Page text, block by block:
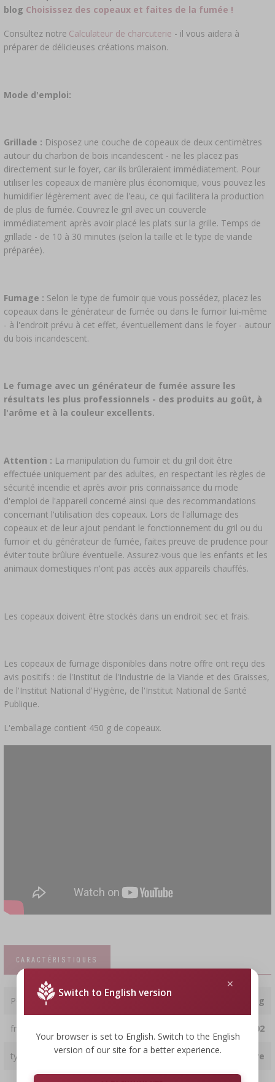
blog Choisissez des copeaux et faites de la fumée !
Consultez notre Calculateur de charcuterie - il vous aidera à
préparer de délicieuses créations maison.
Mode d'emploi:
Grillade : Disposez une couche de copeaux de deux centimètres
autour du charbon de bois incandescent - ne les placez pas
directement sur le foyer, car ils brûleraient immédiatement. Pour
utiliser les copeaux de manière plus économique, vous pouvez les
humidifier légèrement avec de l'eau, ce qui facilitera la production
de plus de fumée. Couvrez le gril avec un couvercle
immédiatement après avoir placé les plats sur la grille. Temps de
grillade - de 10 à 30 minutes (selon la taille et le type de viande
préparée).
Fumage : Selon le type de fumoir que vous possédez, placez les
copeaux dans le générateur de fumée ou dans le fumoir lui-même
- à l'endroit prévu à cet effet, éventuellement dans le foyer - autour
du bois incandescent.
Le fumage avec un générateur de fumée assure les
résultats les plus professionnels - des produits au goût, à
l'arôme et à la couleur excellents.
Attention : La manipulation du fumoir et du gril doit être
effectuée uniquement par des adultes, en respectant les règles de
sécurité incendie et après avoir pris connaissance du mode
d'emploi de l'appareil concerné ainsi que des recommandations
concernant l'utilisation des copeaux. Lors de l'allumage des
copeaux et de leur ajout pendant le fonctionnement du gril ou du
fumoir et du générateur de fumée, faites preuve de prudence pour
éviter toute brûlure éventuelle. Assurez-vous que les enfants et les
animaux domestiques n'ont pas accès aux appareils chauffés.
Les copeaux doivent être stockés dans un endroit sec et frais.
Les copeaux de fumage disponibles dans notre offre ont reçu des
avis positifs : de l'Institut de l'Industrie de la Viande et des Graisses,
de l'Institut National d'Hygiène, de l'Institut National de Santé
Publique.
L'emballage contient 450 g de copeaux.
CARACTÉRISTIQUES
Poids 0.45 kg
fraction KL 02
type hêtre
Switch to English version
Your browser is set to English. Switch to the English
version of our site for a better experience.